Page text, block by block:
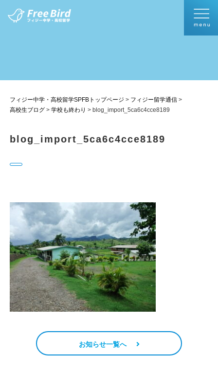
フィジー中学・高校留学SPFBトップページ > フィジー留学通信 >
高校生ブログ > 学校も終わり > blog_import_5ca6c4cce8189
blog_import_5ca6c4cce8189
お知らせ一覧へ